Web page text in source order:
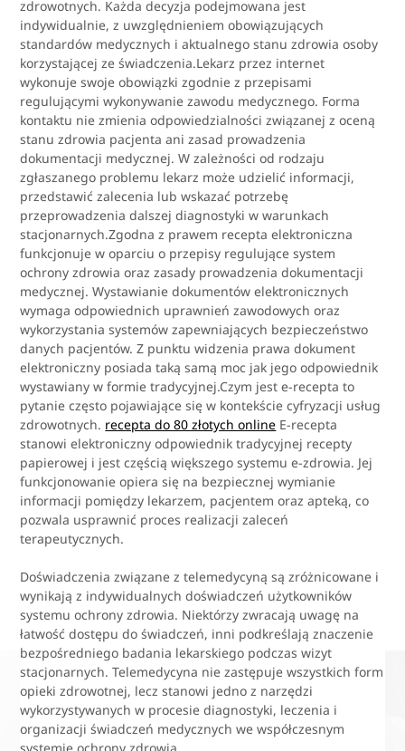
zdrowotnych. Każda decyzja podejmowana jest
indywidualnie, z uwzględnieniem obowiązujących
standardów medycznych i aktualnego stanu zdrowia osoby
korzystającej ze świadczenia.Lekarz przez internet
wykonuje swoje obowiązki zgodnie z przepisami
regulującymi wykonywanie zawodu medycznego. Forma
kontaktu nie zmienia odpowiedzialności związanej z oceną
stanu zdrowia pacjenta ani zasad prowadzenia
dokumentacji medycznej. W zależności od rodzaju
zgłaszanego problemu lekarz może udzielić informacji,
przedstawić zalecenia lub wskazać potrzebę
przeprowadzenia dalszej diagnostyki w warunkach
stacjonarnych.Zgodna z prawem recepta elektroniczna
funkcjonuje w oparciu o przepisy regulujące system
ochrony zdrowia oraz zasady prowadzenia dokumentacji
medycznej. Wystawianie dokumentów elektronicznych
wymaga odpowiednich uprawnień zawodowych oraz
wykorzystania systemów zapewniających bezpieczeństwo
danych pacjentów. Z punktu widzenia prawa dokument
elektroniczny posiada taką samą moc jak jego odpowiednik
wystawiany w formie tradycyjnej.Czym jest e-recepta to
pytanie często pojawiające się w kontekście cyfryzacji usług
zdrowotnych. recepta do 80 złotych online E-recepta
stanowi elektroniczny odpowiednik tradycyjnej recepty
papierowej i jest częścią większego systemu e-zdrowia. Jej
funkcjonowanie opiera się na bezpiecznej wymianie
informacji pomiędzy lekarzem, pacjentem oraz apteką, co
pozwala usprawnić proces realizacji zaleceń
terapeutycznych.
Doświadczenia związane z telemedycyną są zróżnicowane i
wynikają z indywidualnych doświadczeń użytkowników
systemu ochrony zdrowia. Niektórzy zwracają uwagę na
łatwość dostępu do świadczeń, inni podkreślają znaczenie
bezpośredniego badania lekarskiego podczas wizyt
stacjonarnych. Telemedycyna nie zastępuje wszystkich form
opieki zdrowotnej, lecz stanowi jedno z narzędzi
wykorzystywanych w procesie diagnostyki, leczenia i
organizacji świadczeń medycznych we współczesnym